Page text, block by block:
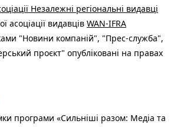
Незалежні регіональні видавці
асоціації видавців WAN-IFRA
"Новини компаній", "Прес-служба",
проєкт" опубліковані на правах
програми «Сильніші разом: Медіа та